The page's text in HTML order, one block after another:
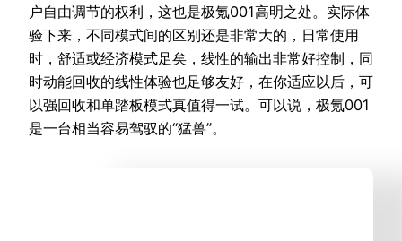
户自由调节的权利，这也是极氪001高明之处。实际体
验下来，不同模式间的区别还是非常大的，日常使用
时，舒适或经济模式足矣，线性的输出非常好控制，同
时动能回收的线性体验也足够友好，在你适应以后，可
以强回收和单踏板模式真值得一试。可以说，极氪001
是一台相当容易驾驭的“猛兽”。